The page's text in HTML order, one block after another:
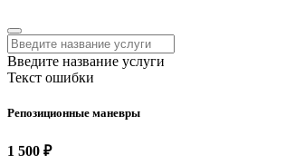
Введите название услуги
Текст ошибки
Репозиционные маневры
1 500 ₽